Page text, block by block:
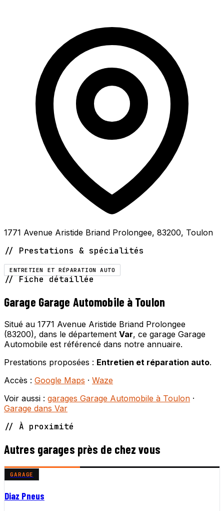
1771 Avenue Aristide Briand Prolongee, 83200, Toulon
// Prestations & spécialités
ENTRETIEN ET RÉPARATION AUTO
// Fiche détaillée
Garage Garage Automobile à Toulon
Situé au 1771 Avenue Aristide Briand Prolongee
(83200), dans le département Var, ce garage Garage
Automobile est référencé dans notre annuaire.
Prestations proposées : Entretien et réparation auto.
Accès : Google Maps · Waze
Voir aussi : garages Garage Automobile à Toulon ·
Garage dans Var
// À proximité
Autres garages près de chez vous
GARAGE
Diaz Pneus